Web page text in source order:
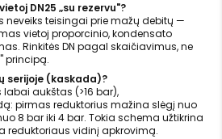
DN25 „su rezervu"?
neveiks teisingai prie mažų debitų —
vietoj proporcinio, kondensato
Rinkitės DN pagal skaičiavimus, ne
principą.
serijoje (kaskada)?
aukštas (>16 bar),
pirmas reduktorius mažina slėgį nuo
8 bar iki 4 bar. Tokia schema užtikrina
reduktoriaus vidinį apkrovimą.